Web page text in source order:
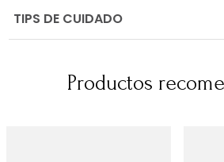
TIPS DE CUIDADO
Productos